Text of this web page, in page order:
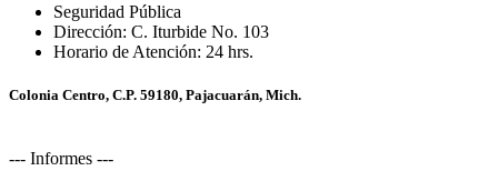
Seguridad Pública
Dirección: C. Iturbide No. 103
Horario de Atención: 24 hrs.
Colonia Centro, C.P. 59180, Pajacuarán, Mich.
--- Informes ---